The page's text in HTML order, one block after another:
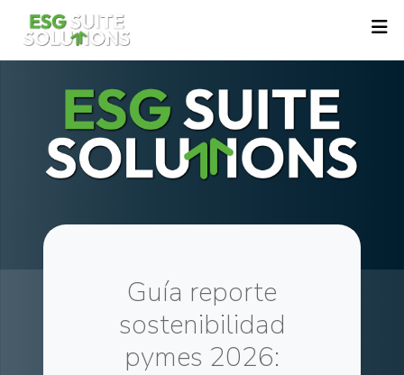
Guía reporte
sostenibilidad
pymes 2026: